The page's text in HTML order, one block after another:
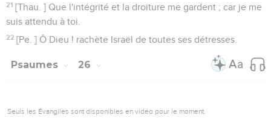
21 [Thau. ] Que l'intégrité et la droiture me gardent ; car je me
suis attendu à toi.
22 [Pe. ] Ô Dieu ! rachète Israël de toutes ses détresses.
Psaumes 26
Seuls les Évangiles sont disponibles en vidéo pour le moment.